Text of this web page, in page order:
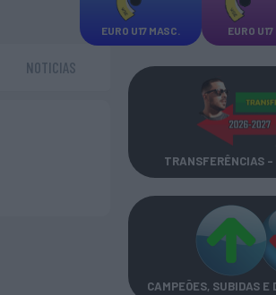
NOTICIAS
EURO U17 MASC. EURO U17
TRANSFERÊNCIAS
CAMPEÕES, SUBIDAS E